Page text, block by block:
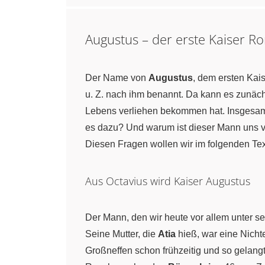
Augustus – der erste Kaiser
Der Name von Augustus, dem ersten
u. Z. nach ihm benannt. Da kann es
Lebens verliehen bekommen hat.
es dazu? Und warum ist dieser Mann uns
Diesen Fragen wollen wir im folgenden
Aus Octavius wird Kaiser Augustus
Der Mann, den wir heute vor allem unter
Seine Mutter, die Atia hieß, war eine
Großneffen schon frühzeitig und so